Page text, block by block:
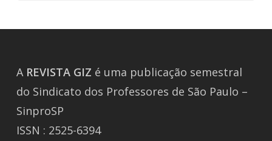
A REVISTA GIZ é uma publicação semestral
do Sindicato dos Professores de São Paulo –
SinproSP
ISSN : 2525-6394